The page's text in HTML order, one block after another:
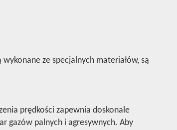
ze specjalnych materiałów, są
prędkości zapewnia doskonale
gazów palnych i agresywnych. Aby